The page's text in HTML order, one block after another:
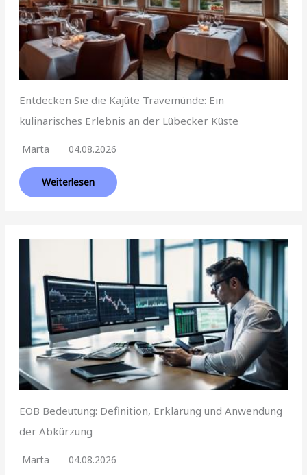
Entdecken Sie die Kajüte Travemünde: Ein
kulinarisches Erlebnis an der Lübecker Küste
Marta 04.08.2026
Weiterlesen
EOB Bedeutung: Definition, Erklärung und Anwendung
der Abkürzung
Marta 04.08.2026